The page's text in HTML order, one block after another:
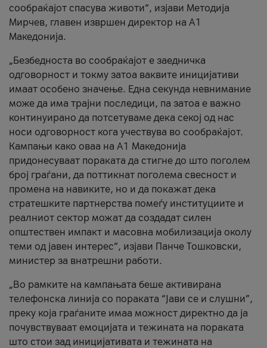
сообраќајот спасува животи“, изјави Методија
Мирчев, главен извршен директор на А1
Македонија.
„Безбедноста во сообраќајот е заедничка
одговорност и токму затоа ваквите иницијативи
имаат особено значење. Една секунда невнимание
може да има трајни последици, па затоа е важно
континуирано да потсетуваме дека секој од нас
носи одговорност кога учествува во сообраќајот.
Кампањи како оваа на A1 Македонија
придонесуваат пораката да стигне до што поголем
број граѓани, да поттикнат поголема свесност и
промена на навиките, но и да покажат дека
стратешките партнерства помеѓу институциите и
реалниот сектор можат да создадат силен
општествен импакт и масовна мобилизација околу
теми од јавен интерес“, изјави Панче Тошковски,
министер за внатрешни работи.
„Во рамките на кампањата беше активирана
телефонска линија со пораката “Јави се и слушни”,
преку која граѓаните имаа можност директно да ја
почувствуваат емоцијата и тежината на пораката
што стои зад иницијативата и тежината на